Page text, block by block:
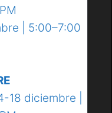
| 5:00–7:00
18 diciembre |